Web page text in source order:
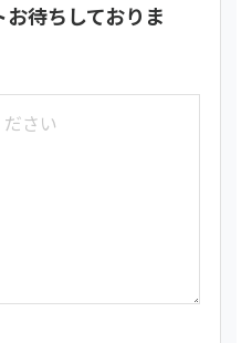
待ちしておりま